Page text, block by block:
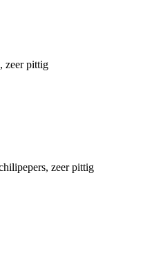
zeer pittig
zeer pittig